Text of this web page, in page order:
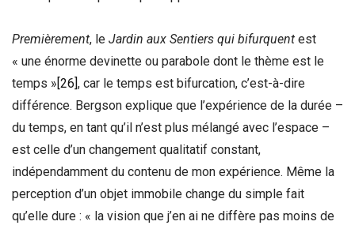
Premièrement, le Jardin aux Sentiers qui bifurquent est
« une énorme devinette ou parabole dont le thème est le
temps »[26], car le temps est bifurcation, c’est-à-dire
différence. Bergson explique que l’expérience de la durée –
du temps, en tant qu’il n’est plus mélangé avec l’espace –
est celle d’un changement qualitatif constant,
indépendamment du contenu de mon expérience. Même la
perception d’un objet immobile change du simple fait
qu’elle dure : « la vision que j’en ai ne diffère pas moins de